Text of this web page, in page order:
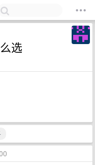
选